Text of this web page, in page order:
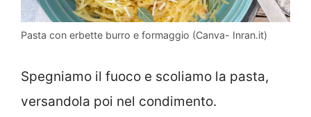
Pasta con erbette burro e formaggio (Canva- Inran.it)
Spegniamo il fuoco e scoliamo la pasta,
versandola poi nel condimento.